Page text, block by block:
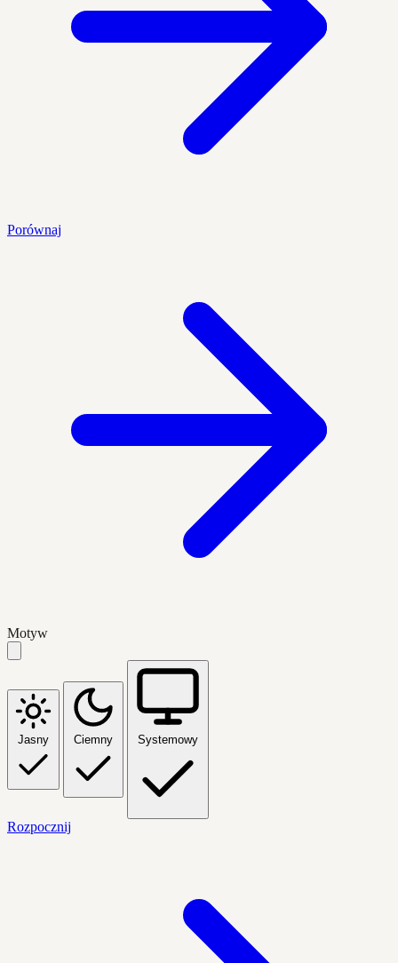
Porównaj
Motyw
Jasny Ciemny Systemowy
Rozpocznij